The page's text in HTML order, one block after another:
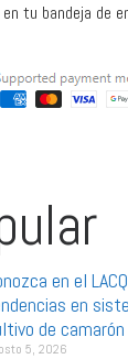
tu bandeja de
en el
en
de camarón
5, 2026